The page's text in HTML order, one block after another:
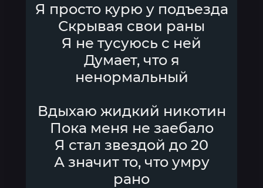
Я просто курю у подъезда
Скрывая свои раны
Я не тусуюсь с ней
Думает, что я
ненормальный
Вдыхаю жидкий никотин
Пока меня не заебало
Я стал звездой до 20
А значит то, что умру
рано